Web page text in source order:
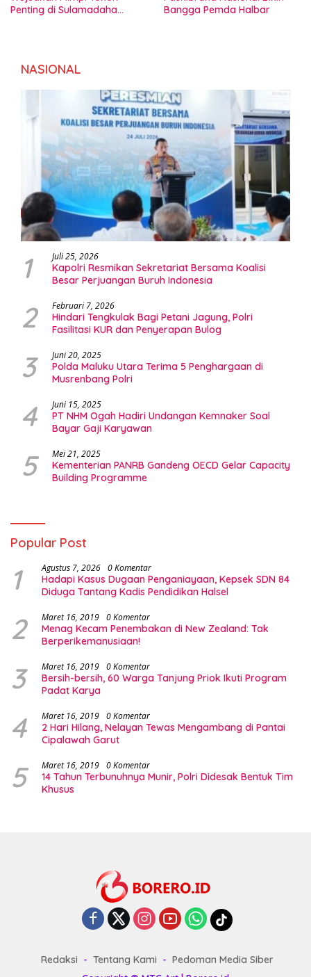
Penting di Sulamadaha
Bangga Pemda Halbar
NASIONAL
1 Juli 25, 2026
Kapolri Resmikan Sekretariat Bersama Koalisi
Besar Perjuangan Buruh Indonesia
2 Februari 7, 2026
Hindari Tengkulak Bagi Petani Jagung, Polri
Fasilitasi KUR dan Penyerapan Bulog
3 Juni 20, 2025
Polda Maluku Utara Terima 5 Penghargaan di
Musrenbang Polri
4 Juni 15, 2025
PT NHM Ogah Hadiri Undangan Kemnaker Soal
Bayar Gaji Karyawan
5 Mei 21, 2025
Kementerian PANRB Gandeng OECD Gelar Capacity
Building Programme
Popular Post
1 Agustus 7, 2026 0 Komentar
Hadapi Kasus Dugaan Penganiayaan, Kepsek SDN 84
Diduga Tantang Kadis Pendidikan Halsel
2 Maret 16, 2019 0 Komentar
Menag Kecam Penembakan di New Zealand: Tak
Berperikemanusiaan!
3 Maret 16, 2019 0 Komentar
Bersih-bersih, 60 Warga Tanjung Priok Ikuti Program
Padat Karya
4 Maret 16, 2019 0 Komentar
2 Hari Hilang, Nelayan Tewas Mengambang di Pantai
Cipalawah Garut
5 Maret 16, 2019 0 Komentar
14 Tahun Terbunuhnya Munir, Polri Didesak Bentuk Tim
Khusus
Redaksi Tentang Kami
Pedoman Media Siber